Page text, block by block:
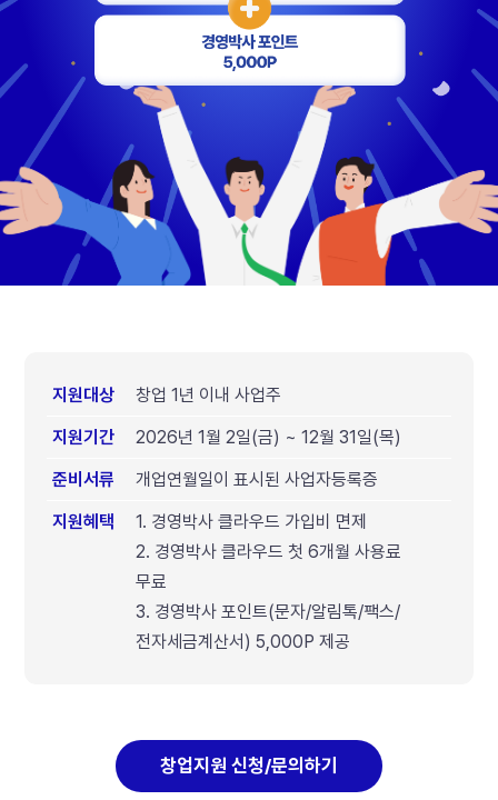
지원대상
창업 1년 이내 사업주
지원기간
2026년 1월 2일(금) ~ 12월 31일(목)
준비서류
개업연월일이 표시된 사업자등록증
지원혜택
1. 경영박사 클라우드 가입비 면제
2. 경영박사 클라우드 첫 6개월 사용료
무료
3. 경영박사 포인트(문자/알림톡/팩스/
전자세금계산서) 5,000P 제공
창업지원 신청/문의하기